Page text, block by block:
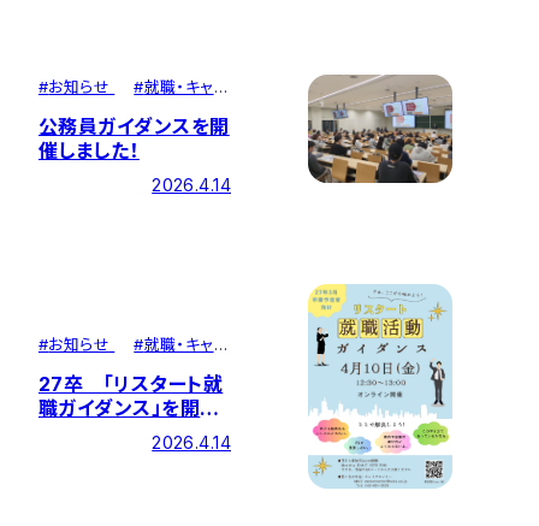
#お知らせ #就職・キャリ
公務員ガイダンスを開
催しました！
2026.4.14
#お知らせ #就職・キャリ
27卒 「リスタート就
職ガイダンス」を開催
2026.4.14